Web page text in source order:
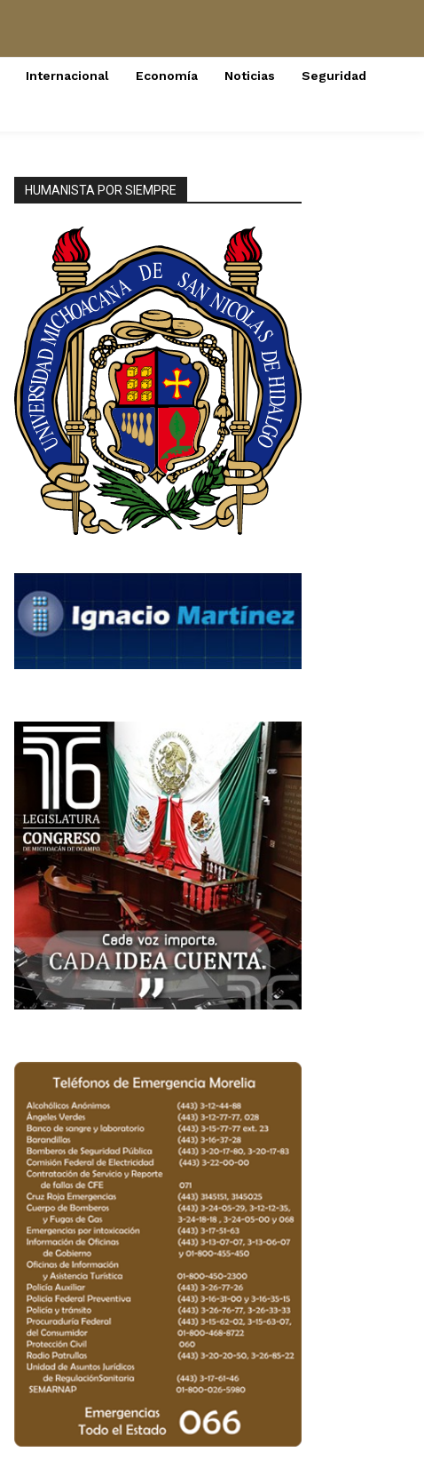
Internacional Economía Noticias Seguridad
HUMANISTA POR SIEMPRE